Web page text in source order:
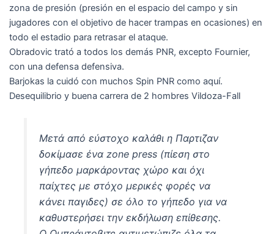
zona de presión (presión en el espacio del campo y sin
jugadores con el objetivo de hacer trampas en ocasiones) en
todo el estadio para retrasar el ataque.
Obradovic trató a todos los demás PNR, excepto Fournier,
con una defensa defensiva.
Barjokas la cuidó con muchos Spin PNR como aquí.
Desequilibrio y buena carrera de 2 hombres Vildoza-Fall
Μετά από εύστοχο καλάθι η Παρτιζαν
δοκίμασε ένα zone press (πίεση στο
γήπεδο μαρκάροντας χώρο και όχι
παίχτες με στόχο μερικές φορές να
κάνει παγιδες) σε όλο το γήπεδο για να
καθυστερήσει την εκδήλωση επίθεσης.